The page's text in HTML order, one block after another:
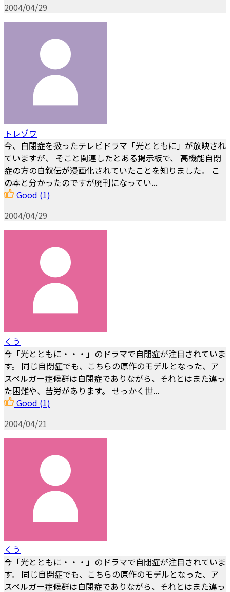
2004/04/29
トレゾワ
今、自閉症を扱ったテレビドラマ「光とともに」が放映され
ていますが、 そこと関連したとある掲示板で、 高機能自閉
症の方の自叙伝が漫画化されていたことを知りました。 こ
の本と分かったのですが廃刊になってい...
Good (1)
2004/04/29
くう
今「光とともに・・・」のドラマで自閉症が注目されていま
す。 同じ自閉症でも、こちらの原作のモデルとなった、ア
スペルガー症候群は自閉症でありながら、それとはまた違っ
た困難や、苦労があります。 せっかく世...
Good (1)
2004/04/21
くう
今「光とともに・・・」のドラマで自閉症が注目されていま
す。 同じ自閉症でも、こちらの原作のモデルとなった、ア
スペルガー症候群は自閉症でありながら、それとはまた違っ